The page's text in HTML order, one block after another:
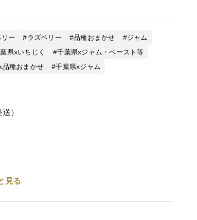
ー ラズベリー 品種おまかせ
ジャム
県xいちじく
千葉県xジャム・ペースト等
品種おまかせ 千葉県xジャム
）
見る